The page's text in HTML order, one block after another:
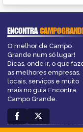
ENCONTRA
O melhor de Campo
Grande num só lugar!
Dicas, onde ir, o que
as melhores empresas,
locais, serviços e muito
mais no guia Encontra
Campo Grande.